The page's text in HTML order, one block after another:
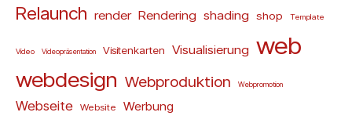
Relaunch render Rendering shading shop Template
Video Videopräsentation Visitenkarten Visualisierung web
webdesign Webproduktion Webpromotion
Webseite Website Werbung